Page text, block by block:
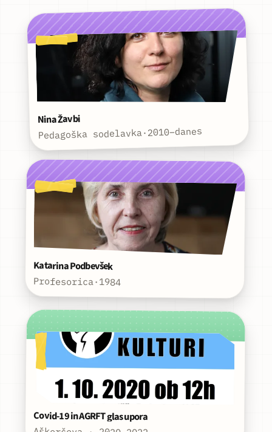
Nina Žavbi
Pedagoška sodelavka·2010–danes
Katarina Podbevšek
Profesorica·1984
Covid-19 in AGRFT glas upora